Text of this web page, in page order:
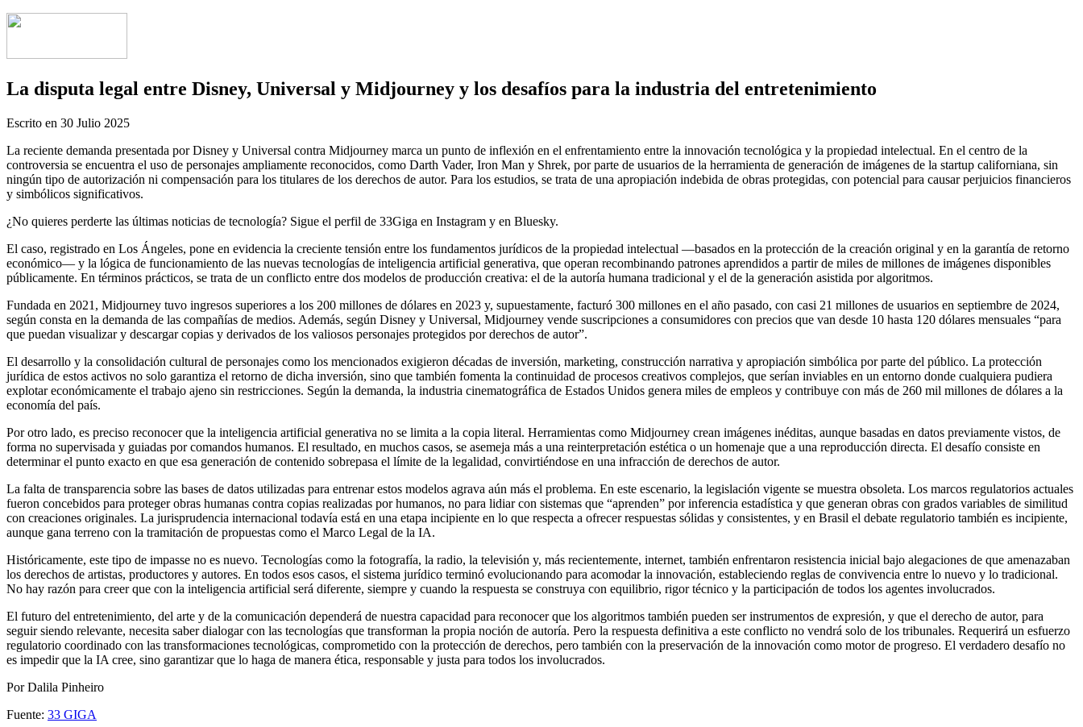
La disputa legal entre Disney, Universal y Midjourney y los desafíos para la industria del entretenimiento
Escrito en 30 Julio 2025
La reciente demanda presentada por Disney y Universal contra Midjourney marca un punto de inflexión en el enfrentamiento entre la innovación tecnológica y la propiedad intelectual. En el centro de la
controversia se encuentra el uso de personajes ampliamente reconocidos, como Darth Vader, Iron Man y Shrek, por parte de usuarios de la herramienta de generación de imágenes de la startup californiana, sin
ningún tipo de autorización ni compensación para los titulares de los derechos de autor. Para los estudios, se trata de una apropiación indebida de obras protegidas, con potencial para causar perjuicios financieros
y simbólicos significativos.
¿No quieres perderte las últimas noticias de tecnología? Sigue el perfil de 33Giga en Instagram y en Bluesky.
El caso, registrado en Los Ángeles, pone en evidencia la creciente tensión entre los fundamentos jurídicos de la propiedad intelectual —basados en la protección de la creación original y en la garantía de retorno
económico— y la lógica de funcionamiento de las nuevas tecnologías de inteligencia artificial generativa, que operan recombinando patrones aprendidos a partir de miles de millones de imágenes disponibles
públicamente. En términos prácticos, se trata de un conflicto entre dos modelos de producción creativa: el de la autoría humana tradicional y el de la generación asistida por algoritmos.
Fundada en 2021, Midjourney tuvo ingresos superiores a los 200 millones de dólares en 2023 y, supuestamente, facturó 300 millones en el año pasado, con casi 21 millones de usuarios en septiembre de 2024,
según consta en la demanda de las compañías de medios. Además, según Disney y Universal, Midjourney vende suscripciones a consumidores con precios que van desde 10 hasta 120 dólares mensuales “para
que puedan visualizar y descargar copias y derivados de los valiosos personajes protegidos por derechos de autor”.
El desarrollo y la consolidación cultural de personajes como los mencionados exigieron décadas de inversión, marketing, construcción narrativa y apropiación simbólica por parte del público. La protección
jurídica de estos activos no solo garantiza el retorno de dicha inversión, sino que también fomenta la continuidad de procesos creativos complejos, que serían inviables en un entorno donde cualquiera pudiera
explotar económicamente el trabajo ajeno sin restricciones. Según la demanda, la industria cinematográfica de Estados Unidos genera miles de empleos y contribuye con más de 260 mil millones de dólares a la
economía del país.
Por otro lado, es preciso reconocer que la inteligencia artificial generativa no se limita a la copia literal. Herramientas como Midjourney crean imágenes inéditas, aunque basadas en datos previamente vistos, de
forma no supervisada y guiadas por comandos humanos. El resultado, en muchos casos, se asemeja más a una reinterpretación estética o un homenaje que a una reproducción directa. El desafío consiste en
determinar el punto exacto en que esa generación de contenido sobrepasa el límite de la legalidad, convirtiéndose en una infracción de derechos de autor.
La falta de transparencia sobre las bases de datos utilizadas para entrenar estos modelos agrava aún más el problema. En este escenario, la legislación vigente se muestra obsoleta. Los marcos regulatorios actuales
fueron concebidos para proteger obras humanas contra copias realizadas por humanos, no para lidiar con sistemas que “aprenden” por inferencia estadística y que generan obras con grados variables de similitud
con creaciones originales. La jurisprudencia internacional todavía está en una etapa incipiente en lo que respecta a ofrecer respuestas sólidas y consistentes, y en Brasil el debate regulatorio también es incipiente,
aunque gana terreno con la tramitación de propuestas como el Marco Legal de la IA.
Históricamente, este tipo de impasse no es nuevo. Tecnologías como la fotografía, la radio, la televisión y, más recientemente, internet, también enfrentaron resistencia inicial bajo alegaciones de que amenazaban
los derechos de artistas, productores y autores. En todos esos casos, el sistema jurídico terminó evolucionando para acomodar la innovación, estableciendo reglas de convivencia entre lo nuevo y lo tradicional.
No hay razón para creer que con la inteligencia artificial será diferente, siempre y cuando la respuesta se construya con equilibrio, rigor técnico y la participación de todos los agentes involucrados.
El futuro del entretenimiento, del arte y de la comunicación dependerá de nuestra capacidad para reconocer que los algoritmos también pueden ser instrumentos de expresión, y que el derecho de autor, para
seguir siendo relevante, necesita saber dialogar con las tecnologías que transforman la propia noción de autoría. Pero la respuesta definitiva a este conflicto no vendrá solo de los tribunales. Requerirá un esfuerzo
regulatorio coordinado con las transformaciones tecnológicas, comprometido con la protección de derechos, pero también con la preservación de la innovación como motor de progreso. El verdadero desafío no
es impedir que la IA cree, sino garantizar que lo haga de manera ética, responsable y justa para todos los involucrados.
Por Dalila Pinheiro
Fuente: 33 GIGA